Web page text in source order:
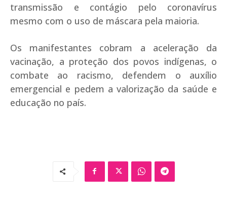
transmissão e contágio pelo coronavírus
mesmo com o uso de máscara pela maioria.
Os manifestantes cobram a aceleração da
vacinação, a proteção dos povos indígenas, o
combate ao racismo, defendem o auxílio
emergencial e pedem a valorização da saúde e
educação no país.